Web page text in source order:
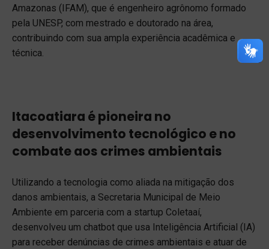
Amazonas (IFAM), que é engenheiro agrônomo formado
pela UNESP, com mestrado e doutorado na área,
contribuindo com sua ampla experiência acadêmica e
técnica.
Itacoatiara é pioneira no
desenvolvimento tecnológico e no
combate aos crimes ambientais
Utilizando a tecnologia como aliada na mitigação dos
danos ambientais, a Secretaria Municipal de Meio
Ambiente em parceria com a startup Coletaaí,
desenvolveu um chatbot que usa Inteligência Artificial (IA)
para receber denúncias de crimes ambientais e atuar de